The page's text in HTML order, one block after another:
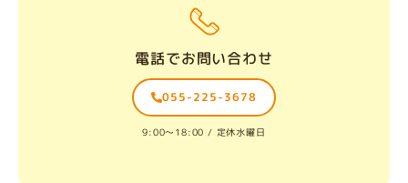
電話でお問い合わせ
055-225-3678
9:00〜18:00 / 定休水曜日